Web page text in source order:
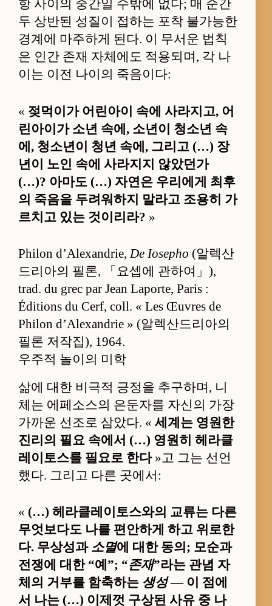
항 사이의 중간일 수밖에 없다; 매 순간
두 상반된 성질이 접하는 포착 불가능한
경계에 마주하게 된다. 이 무서운 법칙
은 인간 존재 자체에도 적용되며, 각 나
이는 이전 나이의 죽음이다:
« 젖먹이가 어린아이 속에 사라지고, 어
린아이가 소년 속에, 소년이 청소년 속
에, 청소년이 청년 속에, 그리고 (…) 장
년이 노인 속에 사라지지 않았던가
(…)? 아마도 (…) 자연은 우리에게 최후
의 죽음을 두려워하지 말라고 조용히 가
르치고 있는 것이리라? »
Philon d’Alexandrie,De Iosepho (알렉산
드리아의 필론, 「요셉에 관하여」),
trad. du grec par Jean Laporte, Paris :
Éditions du Cerf, coll. « Les Œuvres de
Philon d’Alexandrie » (알렉산드리아의
필론 저작집), 1964.
우주적 놀이의 미학
삶에 대한 비극적 긍정을 추구하며, 니
체는 에페소스의 은둔자를 자신의 가장
가까운 선조로 삼았다. « 세계는 영원한
진리의 필요 속에서 (…) 영원히 헤라클
레이토스를 필요로 한다»고 그는 선언
했다. 그리고 다른 곳에서:
« (…) 헤라클레이토스와의 교류는 다른
무엇보다도 나를 편안하게 하고 위로한
다. 무상성과 소멸에 대한 동의; 모순과
전쟁에 대한 “예”; “존재”라는 관념 자
체의 거부를 함축하는 생성— 이 점에
서 나는 (…) 이제껏 구상된 사유 중 나